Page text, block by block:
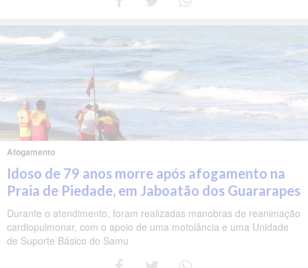
Afogamento
Idoso de 79 anos morre após afogamento na
Praia de Piedade, em Jaboatão dos Guararapes
Durante o atendimento, foram realizadas manobras de reanimação
cardiopulmonar, com o apoio de uma motolância e uma Unidade
de Suporte Básico do Samu